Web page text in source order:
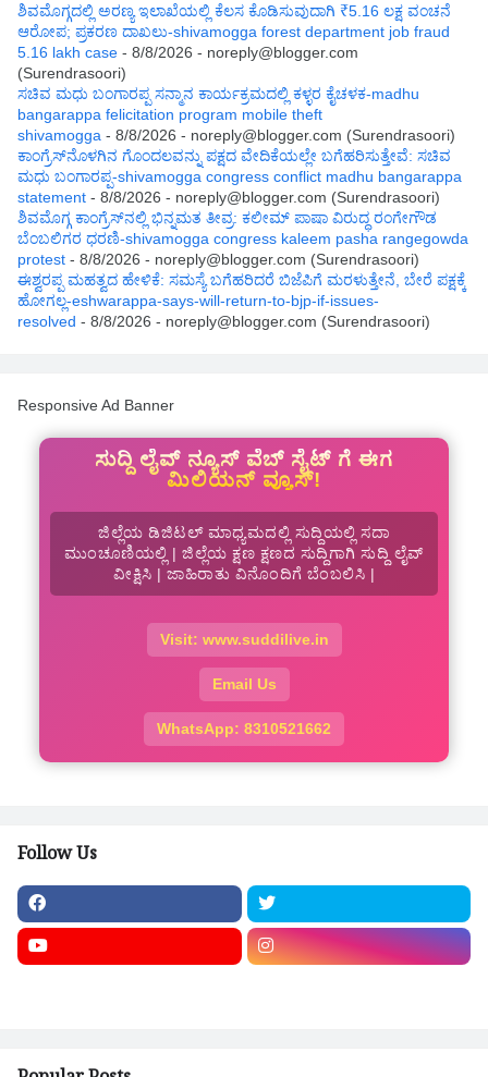
ಶಿವಮೊಗ್ಗದಲ್ಲಿ ಅರಣ್ಯ ಇಲಾಖೆಯಲ್ಲಿ ಕೆಲಸ ಕೊಡಿಸುವುದಾಗಿ ₹5.16 ಲಕ್ಷ ವಂಚನೆ
ಆರೋಪ; ಪ್ರಕರಣ ದಾಖಲು-shivamogga forest department job fraud
5.16 lakh case - 8/8/2026 - noreply@blogger.com
(Surendrasoori)
ಸಚಿವ ಮಧು ಬಂಗಾರಪ್ಪ ಸನ್ಮಾನ ಕಾರ್ಯಕ್ರಮದಲ್ಲಿ ಕಳ್ಳರ ಕೈಚಳಕ-madhu
bangarappa felicitation program mobile theft
shivamogga - 8/8/2026 - noreply@blogger.com (Surendrasoori)
ಕಾಂಗ್ರೆಸ್‌ನೊಳಗಿನ ಗೊಂದಲವನ್ನು ಪಕ್ಷದ ವೇದಿಕೆಯಲ್ಲೇ ಬಗೆಹರಿಸುತ್ತೇವೆ: ಸಚಿವ
ಮಧು ಬಂಗಾರಪ್ಪ-shivamogga congress conflict madhu bangarappa
statement - 8/8/2026 - noreply@blogger.com (Surendrasoori)
ಶಿವಮೊಗ್ಗ ಕಾಂಗ್ರೆಸ್‌ನಲ್ಲಿ ಭಿನ್ನಮತ ತೀವ್ರ: ಕಲೀಮ್ ಪಾಷಾ ವಿರುದ್ಧ ರಂಗೇಗೌಡ
ಬೆಂಬಲಿಗರ ಧರಣಿ-shivamogga congress kaleem pasha rangegowda
protest - 8/8/2026 - noreply@blogger.com (Surendrasoori)
ಈಶ್ವರಪ್ಪ ಮಹತ್ವದ ಹೇಳಿಕೆ: ಸಮಸ್ಯೆ ಬಗೆಹರಿದರೆ ಬಿಜೆಪಿಗೆ ಮರಳುತ್ತೇನೆ, ಬೇರೆ ಪಕ್ಷಕ್ಕೆ
ಹೋಗಲ್ಲ-eshwarappa-says-will-return-to-bjp-if-issues-
resolved - 8/8/2026 - noreply@blogger.com (Surendrasoori)
Responsive Ad Banner
ಸುದ್ದಿ ಲೈವ್ ನ್ಯೂಸ್ ವೆಬ್ ಸೈಟ್ ಗೆ ಈಗ
ಮಿಲಿಯನ್ ವ್ಯೂಸ್!
ಜಿಲ್ಲೆಯ ಡಿಜಿಟಲ್ ಮಾಧ್ಯಮದಲ್ಲಿ ಸುದ್ದಿಯಲ್ಲಿ ಸದಾ
ಮುಂಚೂಣಿಯಲ್ಲಿ | ಜಿಲ್ಲೆಯ ಕ್ಷಣ ಕ್ಷಣದ ಸುದ್ದಿಗಾಗಿ ಸುದ್ದಿ ಲೈವ್
ವೀಕ್ಷಿಸಿ | ಜಾಹಿರಾತು ವಿನೊಂದಿಗೆ ಬೆಂಬಲಿಸಿ |
Visit: www.suddilive.in
Email Us
WhatsApp: 8310521662
Follow Us